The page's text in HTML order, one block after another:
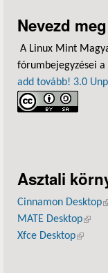
Nevezd
A Linux Mint
fórumbejegyzései a
add tovább! 3.0
Asztali
Cinnamon Desktop
MATE Desktop
Xfce Desktop(külső